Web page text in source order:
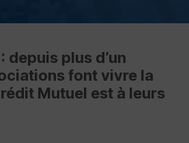
depuis plus d’un
font vivre la
Mutuel est à leurs